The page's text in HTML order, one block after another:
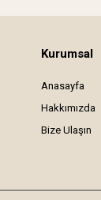
Kurumsal
Anasayfa
Hakkımızda
Bize Ulaşın